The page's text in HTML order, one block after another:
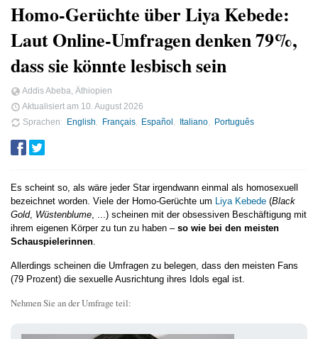
Homo-Gerüchte über Liya Kebede:
Laut Online-Umfragen denken 79%,
dass sie könnte lesbisch sein
Addis Abeba, Äthiopien
Aktualisiert am 10. August 2026
Sprachen
English Français Español Italiano Português
Es scheint so, als wäre jeder Star irgendwann einmal als homosexuell
bezeichnet worden. Viele der Homo-Gerüchte um Liya Kebede (Black
Gold, Wüstenblume, ...) scheinen mit der obsessiven Beschäftigung mit
ihrem eigenen Körper zu tun zu haben – so wie bei den meisten
Schauspielerinnen.
Allerdings scheinen die Umfragen zu belegen, dass den meisten Fans
(79 Prozent) die sexuelle Ausrichtung ihres Idols egal ist.
Nehmen Sie an der Umfrage teil: